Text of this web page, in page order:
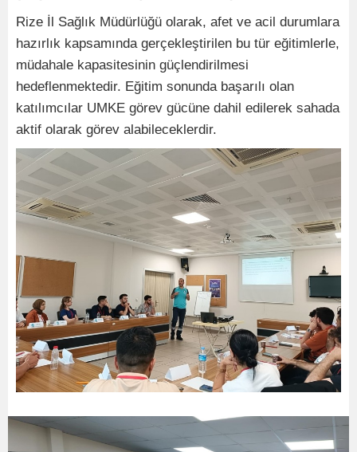
Rize İl Sağlık Müdürlüğü olarak, afet ve acil durumlara
hazırlık kapsamında gerçekleştirilen bu tür eğitimlerle,
müdahale kapasitesinin güçlendirilmesi
hedeflenmektedir. Eğitim sonunda başarılı olan
katılımcılar UMKE görev gücüne dahil edilerek sahada
aktif olarak görev alabileceklerdir.